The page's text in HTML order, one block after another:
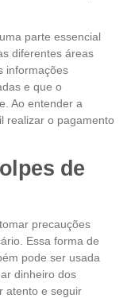
parte essencial
diferentes áreas
informações
e que o
Ao entender a
realizar o pagamento
de
precauções
Essa forma de
pode ser usada
dinheiro dos
atento e seguir